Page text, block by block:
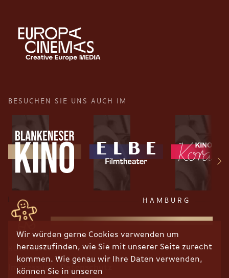
Wir würden gerne Cookies verwenden um
herauszufinden, wie Sie mit unserer Seite zurecht
kommen. Wie genau wir Ihre Daten verwenden,
können Sie in unseren
BESUCHEN SIE UNS AUCH IM
HAMBURG
RECHTLICHES
Impressum Datenschutz